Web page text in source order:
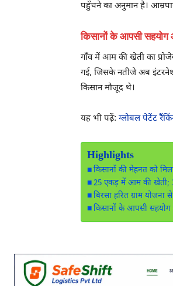
पहुँचने का अनुमान है।
किसानों के आपसी
गाँव में आम की खेती का
गई, जिसके नतीजे अब
किसान मौजूद थे।
यह भी पढ़ें: ग्लोबल पेटेंट
Highlights
किसानों की मेहनत को
25 एकड़ में आम की खेती;
बिरसा हरित ग्राम योजना
किसानों के आपसी